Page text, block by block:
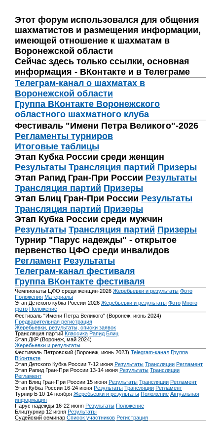
Этот форум использовался для общения
шахматистов и размещения информации,
имеющей отношение к шахматам в
Воронежской области
Сейчас здесь только ссылки, основная
информация - ВКонтакте и в Телеграме
Телеграм-канал о шахматах в
Воронежской области
Группа ВКонтакте Воронежского
областного шахматного клуба
Фестиваль "Имени Петра Великого"-2026
Регламенты турниров
Итоговые таблицы
Этап Кубка России среди женщин
Результаты Трансляция партий Призеры
Этап Рапид Гран-При России Результаты
Трансляция партий Призеры
Этап Блиц Гран-При России Результаты
Трансляция партий Призеры
Этап Кубка России среди мужчин
Результаты Трансляция партий Призеры
Турнир "Парус надежды" - открытое
первенство ЦФО среди инвалидов
Регламент Результаты
Телеграм-канал фестиваля
Группа ВКонтакте фестиваля
Чемпионаты ЦФО среди женщин-2026 Жеребьевки и результаты Фото
Положения Материалы
Этап Детского кубка России-2026 Жеребьевки и результаты Фото Много
фото Положение
Фестиваль "Имени Петра Великого" (Воронеж, июнь 2024)
Предварительная регистрация
Жеребьевки, результаты, списки заявок
Трансляция партий Классика Рапид Блиц
Этап ДКР (Воронеж, май 2024)
Жеребьевки и результаты
Фестиваль Петровский (Воронеж, июнь 2023) Telegram-канал Группа
ВКонтакте
Этап Детского Кубка России 7-12 июня Результаты Трансляции Регламент
Этап Рапид Гран-При России 13-14 июня Результаты Трансляции
Регламент
Этап Блиц Гран-При России 15 июня Результаты Трансляции Регламент
Этап Кубка России 16-24 июня Результаты Трансляции Регламент
Турнир Б 10-14 ноября Жеребьевки и результаты Положение Актуальная
информация
Парус надежды 16-22 июня Результаты Положение
Блицтурнир 12 июня Результаты
Судейский семинар Список участников Регистрация